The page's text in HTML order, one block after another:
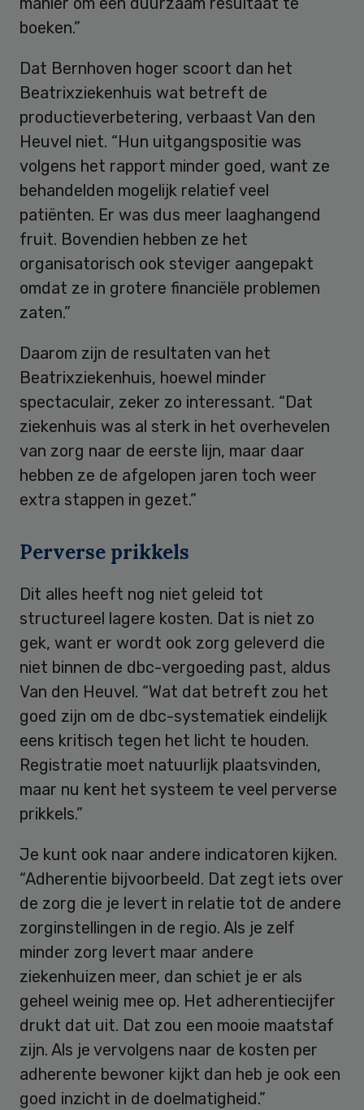
boeken.”
Dat Bernhoven hoger scoort dan het
Beatrixziekenhuis wat betreft de
productieverbetering, verbaast Van den
Heuvel niet. “Hun uitgangspositie was
volgens het rapport minder goed, want ze
behandelden mogelijk relatief veel
patiënten. Er was dus meer laaghangend
fruit. Bovendien hebben ze het
organisatorisch ook steviger aangepakt
omdat ze in grotere financiële problemen
zaten.”
Daarom zijn de resultaten van het
Beatrixziekenhuis, hoewel minder
spectaculair, zeker zo interessant. “Dat
ziekenhuis was al sterk in het overhevelen
van zorg naar de eerste lijn, maar daar
hebben ze de afgelopen jaren toch weer
extra stappen in gezet.”
Perverse prikkels
Dit alles heeft nog niet geleid tot
structureel lagere kosten. Dat is niet zo
gek, want er wordt ook zorg geleverd die
niet binnen de dbc-vergoeding past, aldus
Van den Heuvel. “Wat dat betreft zou het
goed zijn om de dbc-systematiek eindelijk
eens kritisch tegen het licht te houden.
Registratie moet natuurlijk plaatsvinden,
maar nu kent het systeem te veel perverse
prikkels.”
Je kunt ook naar andere indicatoren kijken.
“Adherentie bijvoorbeeld. Dat zegt iets over
de zorg die je levert in relatie tot de andere
zorginstellingen in de regio. Als je zelf
minder zorg levert maar andere
ziekenhuizen meer, dan schiet je er als
geheel weinig mee op. Het adherentiecijfer
drukt dat uit. Dat zou een mooie maatstaf
zijn. Als je vervolgens naar de kosten per
adherente bewoner kijkt dan heb je ook een
goed inzicht in de doelmatigheid.”